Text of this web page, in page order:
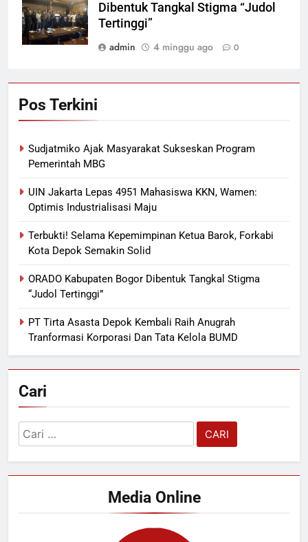
Dibentuk Tangkal Stigma “Judol
Tertinggi”
admin
4 minggu ago 0
Pos Terkini
Sudjatmiko Ajak Masyarakat Sukseskan Program
Pemerintah MBG
UIN Jakarta Lepas 4951 Mahasiswa KKN, Wamen:
Optimis Industrialisasi Maju
Terbukti! Selama Kepemimpinan Ketua Barok, Forkabi
Kota Depok Semakin Solid
ORADO Kabupaten Bogor Dibentuk Tangkal Stigma
“Judol Tertinggi”
PT Tirta Asasta Depok Kembali Raih Anugrah
Tranformasi Korporasi Dan Tata Kelola BUMD
Cari
Cari
untuk:
Media Online